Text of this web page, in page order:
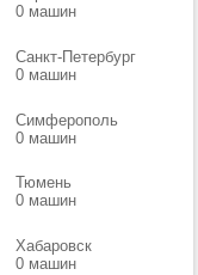
0 машин
Санкт-Петербург
0 машин
Симферополь
0 машин
Тюмень
0 машин
Хабаровск
0 машин